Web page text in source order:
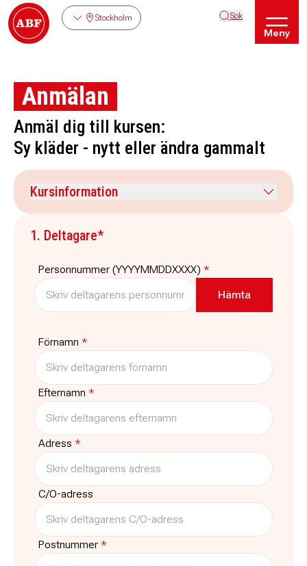
Stockholm Sök
Meny
Anmälan
Anmäl dig till kursen:
Sy kläder - nytt eller ändra gammalt
Kursinformation
Kursdatum
21 november 2026
Tid
10:15 - 15:15
Plats
ABF-huset, Sveavägen 41
Stockholm
Typ
Kurs 2
1. Deltagare*
Personnummer (YYYYMMDDXXXX) *
Förnamn *
Efternamn *
Adress *
C/O-adress
Postnummer *